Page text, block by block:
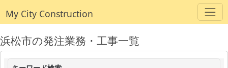
My City Construction
浜松市の発注業務・工事一覧